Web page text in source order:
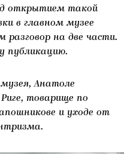
открытием такой
в главном музее
на две части.
публикацию.
Анатоле
товарище по
и уходе от